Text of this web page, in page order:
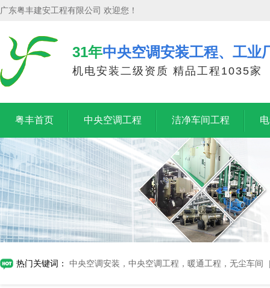
广东粤丰建安工程有限公司 欢迎您！
31年中央空调安装工程、工业
机电安装二级资质 精品工程1035家
粤丰首页 中央空调工程 洁净车间工程
热门关键词： 中央空调安装，中央空调工程，暖通工程，无尘车间